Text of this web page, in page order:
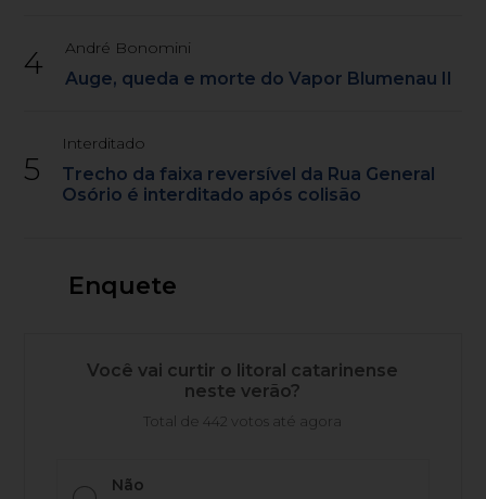
4 André Bonomini
Auge, queda e morte do Vapor Blumenau II
5
Interditado
Trecho da faixa reversível da Rua General
Osório é interditado após colisão
Enquete
Você vai curtir o litoral catarinense
neste verão?
Total de 442 votos até agora
Não